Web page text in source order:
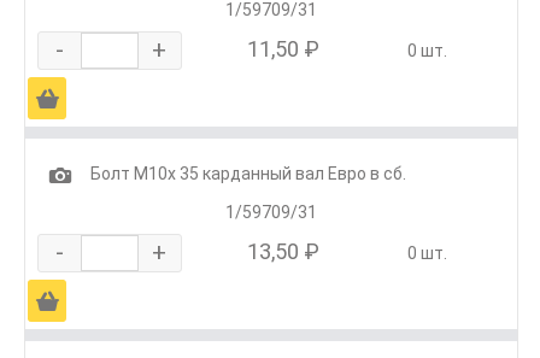
1/59709/31
- + 11,50 ₽ 0 шт.
Ä
1
Болт М10х 35 карданный вал Евро в сб.
1/59709/31
- + 13,50 ₽ 0 шт.
Ä